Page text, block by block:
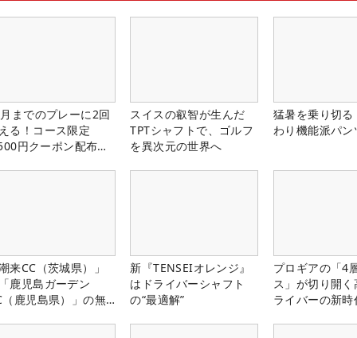
までのプレーに2回
る！コース限定
円クーポン配布
スイスの叡智が生んだ
TPTシャフトで、ゴルフ
を異次元の世界へ
猛暑を乗り切
わり機能派パ
来CC（茨城県）」
鹿児島ガーデン
（鹿児島県）」の無
新『TENSEIオレンジ』
はドライバーシャフト
の“最適解”
プロギアの「4
ス」が切り開
ライバーの新時